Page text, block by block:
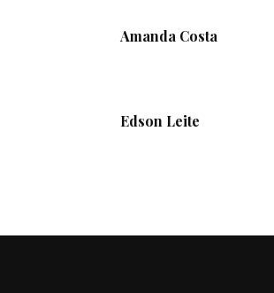
Amanda Costa
Edson Leite